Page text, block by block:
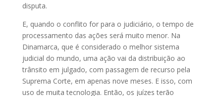
disputa.
E, quando o conflito for para o judiciário, o tempo de
processamento das ações será muito menor. Na
Dinamarca, que é considerado o melhor sistema
judicial do mundo, uma ação vai da distribuição ao
trânsito em julgado, com passagem de recurso pela
Suprema Corte, em apenas nove meses. E isso, com
uso de muita tecnologia. Então, os juízes terão